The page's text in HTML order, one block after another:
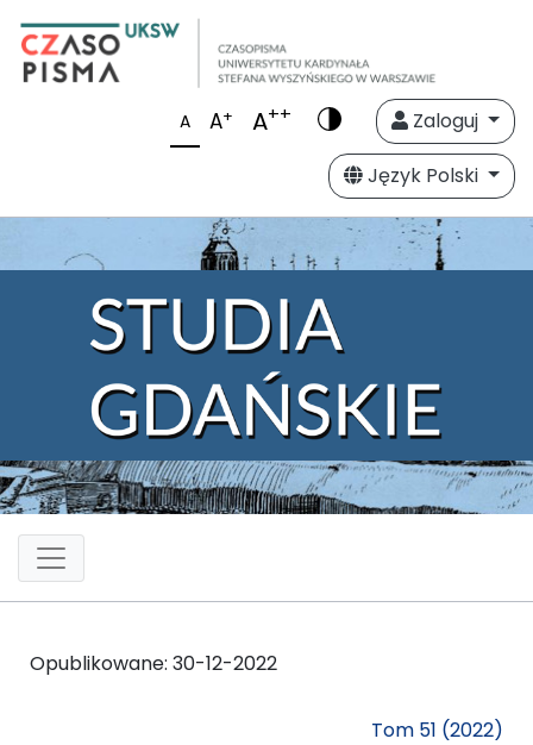
A A+ A++
Zaloguj
Język Polski
Opublikowane: 30-12-2022
Tom 51 (2022)